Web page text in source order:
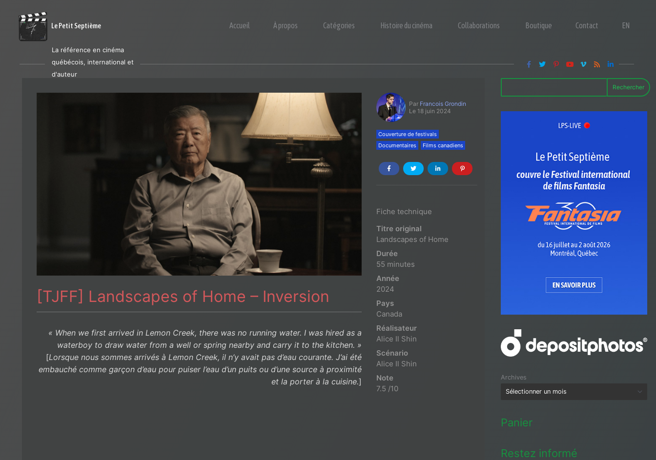
Le Petit Septième Accueil À propos Catégories Histoire du cinéma Collaborations Boutique Contact EN
La référence en cinéma
québécois, international et
d'auteur
[TJFF] Landscapes of Home – Inversion
« When we first arrived in Lemon Creek, there was no running water. I was hired as a
waterboy to draw water from a well or spring nearby and carry it to the kitchen. »
[Lorsque nous sommes arrivés à Lemon Creek, il n’y avait pas d’eau courante. J’ai été
embauché comme garçon d’eau pour puiser l’eau d’un puits ou d’une source à proximité
et la porter à la cuisine.]
Par Francois Grondin
Le 18 juin 2024
Couverture de festivals
Documentaires
Films canadiens
Fiche technique
Titre original
Landscapes of Home
Durée
55 minutes
Année
2024
Pays
Canada
Réalisateur
Alice Il Shin
Scénario
Alice Il Shin
Note
7.5 /10
Rechercher
Archives
Panier
Restez informé